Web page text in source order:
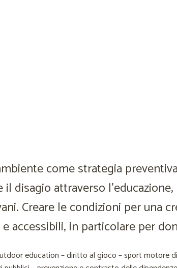
come strategia
disagio attraverso
Creare le condizioni per una
accessibili, in particolare per
education – diritto al gioco – sport motore